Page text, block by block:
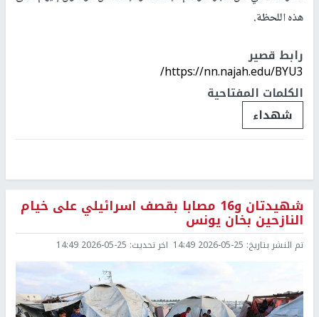
هذه اللحظة.
رابط قصير
https://nn.najah.edu/BYU3/
الكلمات المفتاحية
شهداء
شهيدتان و16 مصابا بقصف اسرائيلي على خيام
النازحين بخان يونس
تم النشر بتاريخ: 2026-05-25 14:49 اخر تحديث: 2026-05-25 14:49